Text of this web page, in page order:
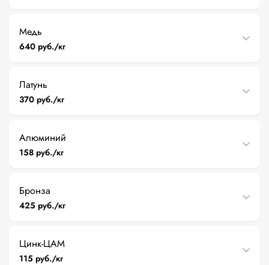
Медь
640 руб./кг
Латунь
370 руб./кг
Алюминий
158 руб./кг
Бронза
425 руб./кг
Цинк-ЦАМ
115 руб./кг